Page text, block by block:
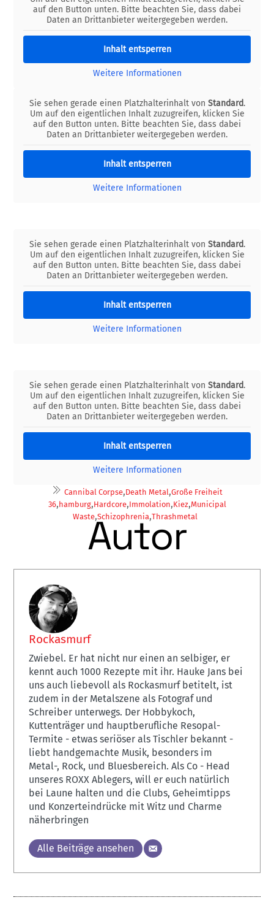
auf den Button unten. Bitte beachten Sie, dass dabei
Daten an Drittanbieter weitergegeben werden.
Inhalt entsperren
Weitere Informationen
Sie sehen gerade einen Platzhalterinhalt von Standard.
Um auf den eigentlichen Inhalt zuzugreifen, klicken Sie
auf den Button unten. Bitte beachten Sie, dass dabei
Daten an Drittanbieter weitergegeben werden.
Inhalt entsperren
Weitere Informationen
Sie sehen gerade einen Platzhalterinhalt von Standard.
Um auf den eigentlichen Inhalt zuzugreifen, klicken Sie
auf den Button unten. Bitte beachten Sie, dass dabei
Daten an Drittanbieter weitergegeben werden.
Inhalt entsperren
Weitere Informationen
Sie sehen gerade einen Platzhalterinhalt von Standard.
Um auf den eigentlichen Inhalt zuzugreifen, klicken Sie
auf den Button unten. Bitte beachten Sie, dass dabei
Daten an Drittanbieter weitergegeben werden.
Inhalt entsperren
Weitere Informationen
Cannibal Corpse,Death Metal,Große Freiheit
36,hamburg,Hardcore,Immolation,Kiez,Municipal
Waste,Schizophrenia,Thrashmetal
Autor
Rockasmurf
Zwiebel. Er hat nicht nur einen an selbiger, er
kennt auch 1000 Rezepte mit ihr. Hauke Jans bei
uns auch liebevoll als Rockasmurf betitelt, ist
zudem in der Metalszene als Fotograf und
Schreiber unterwegs. Der Hobbykoch,
Kuttenträger und hauptberufliche Resopal-
Termite - etwas seriöser als Tischler bekannt -
liebt handgemachte Musik, besonders im
Metal-, Rock, und Bluesbereich. Als Co - Head
unseres ROXX Ablegers, will er euch natürlich
bei Laune halten und die Clubs, Geheimtipps
und Konzerteindrücke mit Witz und Charme
näherbringen
Alle Beiträge ansehen